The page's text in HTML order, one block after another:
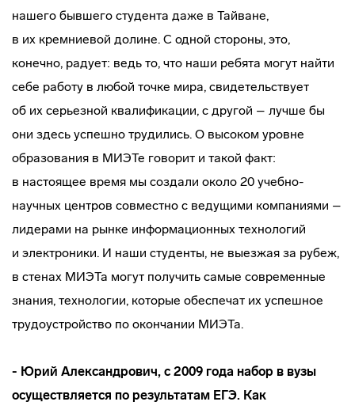
нашего бывшего студента даже в Тайване,
в их кремниевой долине. С одной стороны, это,
конечно, радует: ведь то, что наши ребята могут найти
себе работу в любой точке мира, свидетельствует
об их серьезной квалификации, с другой – лучше бы
они здесь успешно трудились. О высоком уровне
образования в МИЭТе говорит и такой факт:
в настоящее время мы создали около 20 учебно-
научных центров совместно с ведущими компаниями –
лидерами на рынке информационных технологий
и электроники. И наши студенты, не выезжая за рубеж,
в стенах МИЭТа могут получить самые современные
знания, технологии, которые обеспечат их успешное
трудоустройство по окончании МИЭТа.
- Юрий Александрович, с 2009 года набор в вузы
осуществляется по результатам ЕГЭ. Как